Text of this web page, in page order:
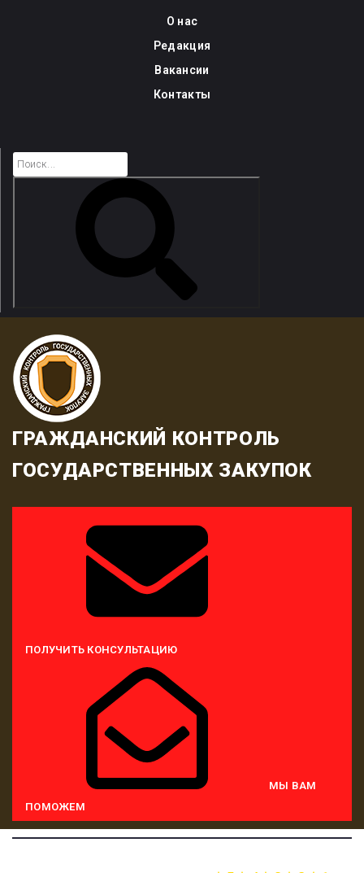
О нас
Редакция
Вакансии
Контакты
ГРАЖДАНСКИЙ КОНТРОЛЬ
ГОСУДАРСТВЕННЫХ ЗАКУПОК
ПОЛУЧИТЬ КОНСУЛЬТАЦИЮ
МЫ ВАМ
ПОМОЖЕМ